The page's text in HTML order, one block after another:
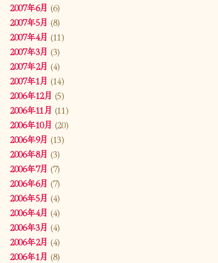
2007年6月 (6)
2007年5月 (8)
2007年4月 (11)
2007年3月 (3)
2007年2月 (4)
2007年1月 (14)
2006年12月 (5)
2006年11月 (11)
2006年10月 (20)
2006年9月 (13)
2006年8月 (3)
2006年7月 (7)
2006年6月 (7)
2006年5月 (4)
2006年4月 (4)
2006年3月 (4)
2006年2月 (4)
2006年1月 (8)